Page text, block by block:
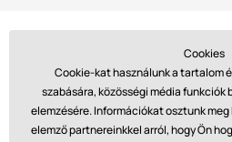
Fizetések:
Cookies
Cookie-kat használunk a tartalom
szabására, közösségi média
elemzésére. Információkat osztunk
elemző partnereinkkel arról, hogy Ön